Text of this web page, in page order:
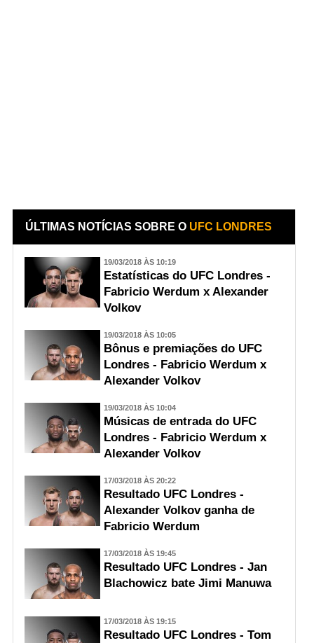
ÚLTIMAS NOTÍCIAS SOBRE O UFC LONDRES
19/03/2018 ÀS 10:19
Estatísticas do UFC Londres -
Fabricio Werdum x Alexander
Volkov
19/03/2018 ÀS 10:05
Bônus e premiações do UFC
Londres - Fabricio Werdum x
Alexander Volkov
19/03/2018 ÀS 10:04
Músicas de entrada do UFC
Londres - Fabricio Werdum x
Alexander Volkov
17/03/2018 ÀS 20:22
Resultado UFC Londres -
Alexander Volkov ganha de
Fabricio Werdum
17/03/2018 ÀS 19:45
Resultado UFC Londres - Jan
Blachowicz bate Jimi Manuwa
17/03/2018 ÀS 19:15
Resultado UFC Londres - Tom